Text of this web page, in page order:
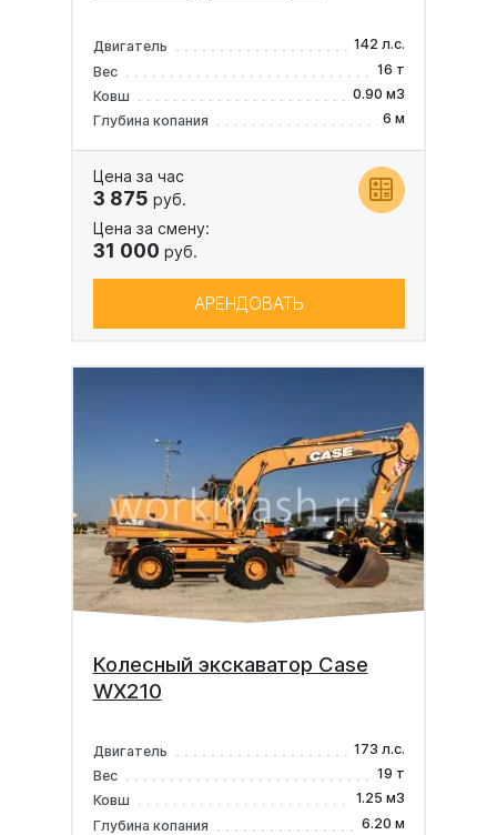
Двигатель
142 л.с.
Вес
16 т
Ковш
0.90 м3
Глубина копания
6 м
Цена за час
3 875 руб.
Цена за смену:
31 000 руб.
АРЕНДОВАТЬ
Колесный экскаватор Case
WX210
Двигатель
173 л.с.
Вес
19 т
Ковш
1.25 м3
Глубина копания
6.20 м